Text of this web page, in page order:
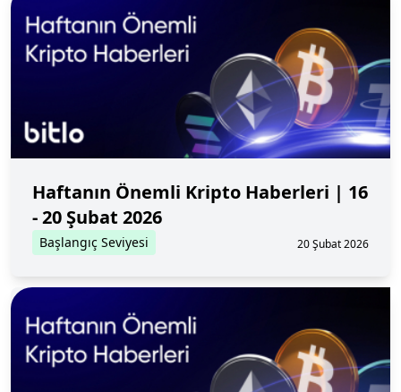
Haftanın Önemli Kripto Haberleri | 16
- 20 Şubat 2026
Başlangıç Seviyesi 20 Şubat 2026